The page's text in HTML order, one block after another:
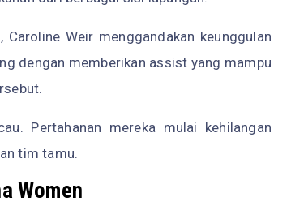
Weir menggandakan keunggulan
dengan memberikan assist yang mampu
Pertahanan mereka mulai kehilangan
tim tamu.
Women